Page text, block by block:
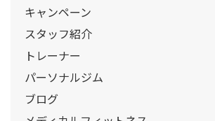
キャンペーン
スタッフ紹介
トレーナー
パーソナルジム
ブログ